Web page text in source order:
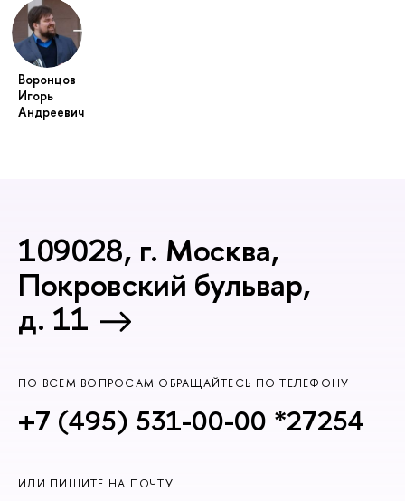
Воронцов
Игорь
Андреевич
109028, г. Москва,
Покровский бульвар,
д. 11
ПО ВСЕМ ВОПРОСАМ ОБРАЩАЙТЕСЬ ПО ТЕЛЕФОНУ
+7 (495) 531-00-00 *27254
ИЛИ ПИШИТЕ НА ПОЧТУ